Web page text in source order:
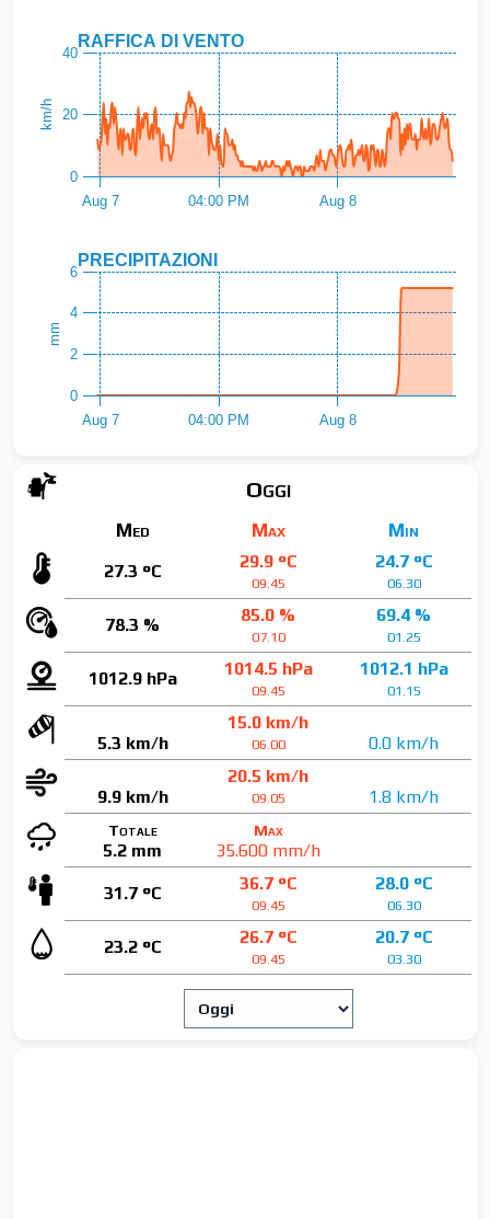
km/h
RAFFICA DI VENTO
Aug 7 04:00 PM Aug 8
0
20
40
mm
PRECIPITAZIONI
Aug 7 04:00 PM Aug 8
0
2
4
6
Oggi
Med Max Min
27.3 °C 29.9 °C
09.45
24.7 °C
06.30
78.3 % 85.0 %
07.10
69.4 %
01.25
1012.9 hPa 1014.5 hPa
09.45
1012.1 hPa
01.15
5.3 km/h
15.0 km/h
06.00 0.0 km/h
9.9 km/h
20.5 km/h
09.05 1.8 km/h
Totale
5.2 mm
Max
35.600 mm/h
31.7 °C 36.7 °C
09.45
28.0 °C
06.30
23.2 °C 26.7 °C
09.45
20.7 °C
03.30